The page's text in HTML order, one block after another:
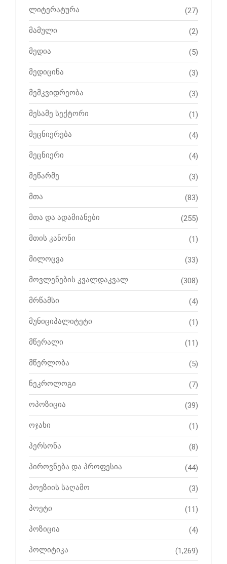
ლიტერატურა (27)
მამული (2)
მედია (5)
მედიცინა (3)
მემკვიდრეობა (3)
მესამე სექტორი (1)
მეცნიერება (4)
მეცნიერი (4)
მეწარმე (3)
მთა (83)
მთა და ადამიანები (255)
მთის კანონი (1)
მილოცვა (33)
მოვლენების კვალდაკვალ (308)
მრწამსი (4)
მუნიციპალიტეტი (1)
მწერალი (11)
მწერლობა (5)
ნეკროლოგი (7)
ოპოზიცია (39)
ოჯახი (1)
პერსონა (8)
პიროვნება და პროფესია (44)
პოეზიის საღამო (3)
პოეტი (11)
პოზიცია (4)
პოლიტიკა (1,269)